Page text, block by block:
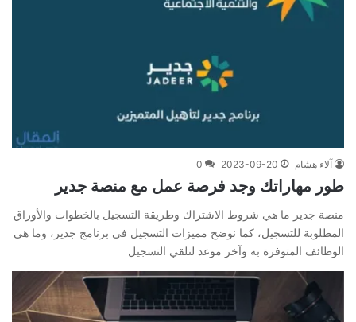
آلاء هشام 2023-09-20
0
طور مهاراتك وجد فرصة عمل مع منصة جدير
منصة جدير ما هي شروط الاشتراك وطريقة التسجيل بالخطوات والأوراق
المطلوبة للتسجيل، كما نوضح مميزات التسجيل في برنامج جدير، وما هي
الوظائف المتوفرة به وآخر موعد لتلقي التسجيل